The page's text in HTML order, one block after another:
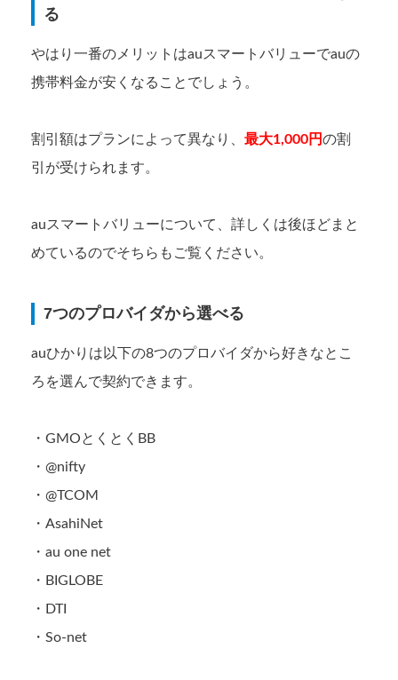
る
やはり一番のメリットはauスマートバリューでauの
携帯料金が安くなることでしょう。
割引額はプランによって異なり、 最大1,000円の割
引が受けられます。
auスマートバリューについて、詳しくは後ほどまと
めているのでそちらもご覧ください。
7つのプロバイダから選べる
auひかりは以下の8つのプロバイダから好きなとこ
ろを選んで契約できます。
・GMOとくとくBB
・@nifty
・@TCOM
・AsahiNet
・au one net
・BIGLOBE
・DTI
・So-net